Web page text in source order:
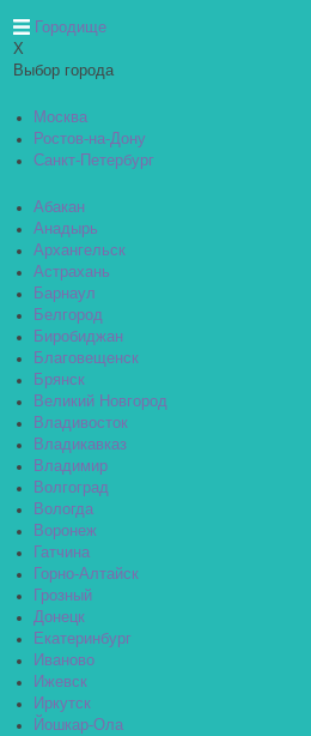
Городище
X
Выбор города
Москва
Ростов-на-Дону
Санкт-Петербург
Абакан
Анадырь
Архангельск
Астрахань
Барнаул
Белгород
Биробиджан
Благовещенск
Брянск
Великий Новгород
Владивосток
Владикавказ
Владимир
Волгоград
Вологда
Воронеж
Гатчина
Горно-Алтайск
Грозный
Донецк
Екатеринбург
Иваново
Ижевск
Иркутск
Йошкар-Ола